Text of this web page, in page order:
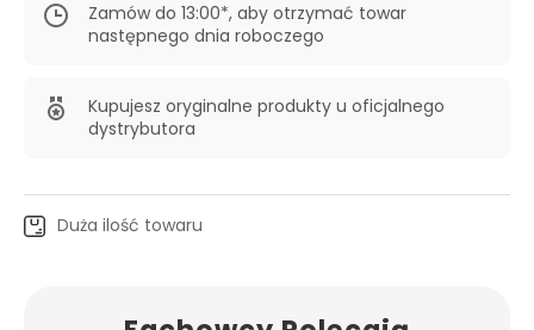
Zamów do 13:00*, aby otrzymać towar
następnego dnia roboczego
Kupujesz oryginalne produkty u oficjalnego
dystrybutora
Duża ilość towaru